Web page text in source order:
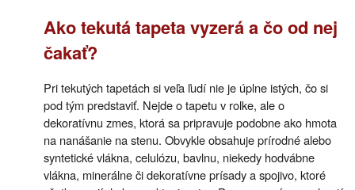
Ako tekutá tapeta vyzerá a čo od nej
čakať?
Pri tekutých tapetách si veľa ľudí nie je úplne istých, čo si
pod tým predstaviť. Nejde o tapetu v rolke, ale o
dekoratívnu zmes, ktorá sa pripravuje podobne ako hmota
na nanášanie na stenu. Obvykle obsahuje prírodné alebo
syntetické vlákna, celulózu, bavlnu, niekedy hodvábne
vlákna, minerálne či dekoratívne prísady a spojivo, ktoré